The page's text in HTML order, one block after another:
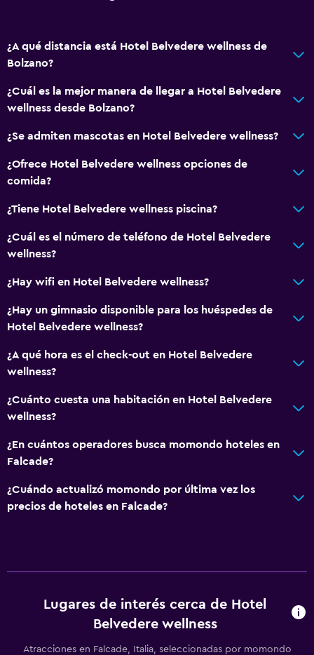
¿A qué distancia está Hotel Belvedere wellness de
Bolzano?
¿Cuál es la mejor manera de llegar a Hotel Belvedere
wellness desde Bolzano?
¿Se admiten mascotas en Hotel Belvedere wellness?
¿Ofrece Hotel Belvedere wellness opciones de
comida?
¿Tiene Hotel Belvedere wellness piscina?
¿Cuál es el número de teléfono de Hotel Belvedere
wellness?
¿Hay wifi en Hotel Belvedere wellness?
¿Hay un gimnasio disponible para los huéspedes de
Hotel Belvedere wellness?
¿A qué hora es el check-out en Hotel Belvedere
wellness?
¿Cuánto cuesta una habitación en Hotel Belvedere
wellness?
¿En cuántos operadores busca momondo hoteles en
Falcade?
¿Cuándo actualizó momondo por última vez los
precios de hoteles en Falcade?
Lugares de interés cerca de Hotel
Belvedere wellness
Atracciones en Falcade, Italia, seleccionadas por momondo